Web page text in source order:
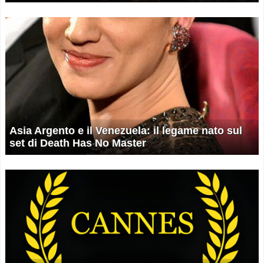
Asia Argento e il Venezuela: il legame nato sul
set di Death Has No Master